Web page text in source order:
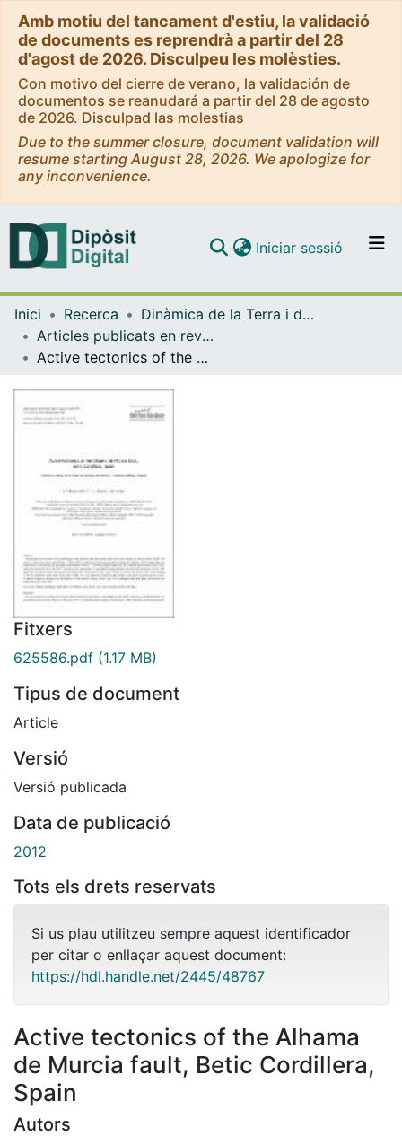
Amb motiu del tancament d'estiu, la validació
de documents es reprendrà a partir del 28
d'agost de 2026. Disculpeu les molèsties.
Con motivo del cierre de verano, la validación de
documentos se reanudará a partir del 28 de agosto
de 2026. Disculpad las molestias
Due to the summer closure, document validation will
resume starting August 28, 2026. We apologize for
any inconvenience.
Navega per tot el DD
Iniciar sessió (current)
Inici Recerca
Dinàmica de la Terra i de l'Oceà
Articles publicats en revistes (Dinàmica de la Terra i l'Oceà)
Active tectonics of the Alhama de Murcia fault, Betic Cordillera, Spain
Fitxers
625586.pdf (1.17 MB)
Tipus de document
Article
Versió
Versió publicada
Data de publicació
2012
Tots els drets reservats
Si us plau utilitzeu sempre aquest identificador
per citar o enllaçar aquest document:
https://hdl.handle.net/2445/48767
Active tectonics of the Alhama
de Murcia fault, Betic Cordillera,
Spain
Autors